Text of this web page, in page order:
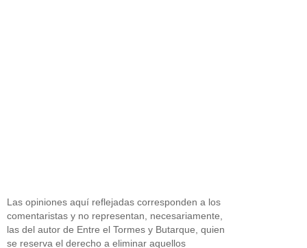
Las opiniones aquí reflejadas corresponden a los
comentaristas y no representan, necesariamente,
las del autor de Entre el Tormes y Butarque, quien
se reserva el derecho a eliminar aquellos